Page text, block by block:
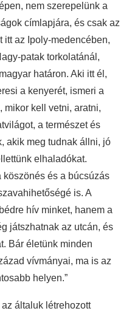
nem szerepelünk a
címlapjára, és csak az
itt az Ipoly-medencében,
patak torkolatánál,
határon. Aki itt él,
a kenyerét, ismeri a
mikor kell vetni, aratni,
a természet és
akik meg tudnak állni, jó
elhaladókat.
köszönés és a búcsúzás
is. A
hív minket, hanem a
játszhatnak az utcán, és
Bár életünk minden
vívmányai, ma is az
helyen.”
általuk létrehozott